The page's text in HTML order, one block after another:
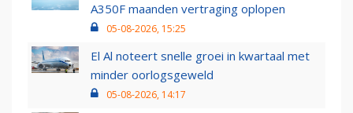
A350F maanden vertraging oplopen
05-08-2026, 15:25
El Al noteert snelle groei in kwartaal met
minder oorlogsgeweld
05-08-2026, 14:17